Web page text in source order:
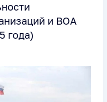
и ВОА
года)